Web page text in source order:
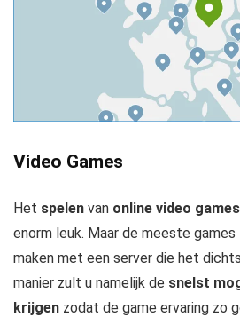
Video Games
Het spelen van online video games
enorm leuk. Maar de meeste games
maken met een server die het
manier zult u namelijk de snelst
krijgen zodat de game ervaring zo